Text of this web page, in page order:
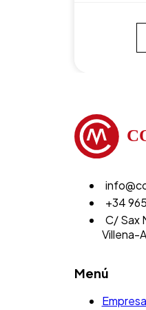
+34
C/ Sax
Villena-
Menú
Empresa